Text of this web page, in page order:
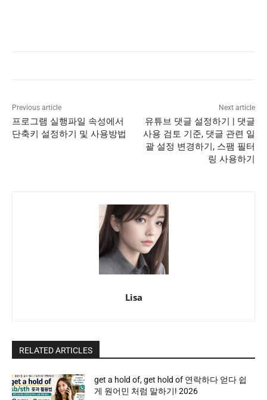
Previous article
프로그램 실행파일 속성에서
단축키 설정하기 및 사용방법
Next article
유튜브 댓글 설정하기 | 댓글
사용 검토 기준, 댓글 관련 일
괄 설정 변경하기, 스팸 필터
링 사용하기
Lisa
RELATED ARTICLES
get a hold of, get hold of 연락하다 얻다 쉽
게 원어민 처럼 말하기! 2026